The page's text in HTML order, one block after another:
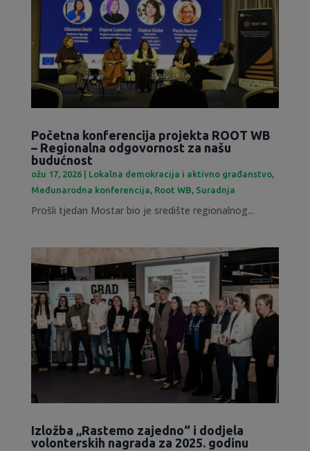
Početna konferencija projekta ROOT WB
– Regionalna odgovornost za našu
budućnost
ožu 17, 2026| Lokalna demokracija i aktivno građanstvo,
Međunarodna konferencija, Root WB, Suradnja
Prošli tjedan Mostar bio je središte regionalnog...
Izložba „Rastemo zajedno“ i dodjela
volonterskih nagrada za 2025. godinu